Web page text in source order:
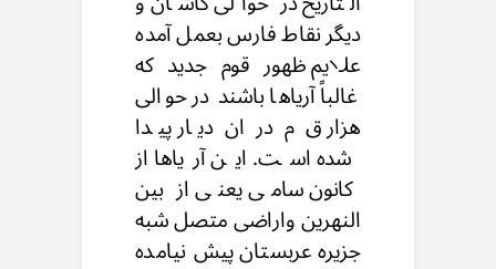
دیگر نقاط فارس بعمل آمده
علایم ظهور قوم جدید که
غالباً آریاها باشند در حوالی
هزار ق م در ان دیار پیدا
شده است. این آریاها از
کانون سامی یعنی از بین
النهرین واراضی متصل شبه
جزیره عربستان پیش نیامده